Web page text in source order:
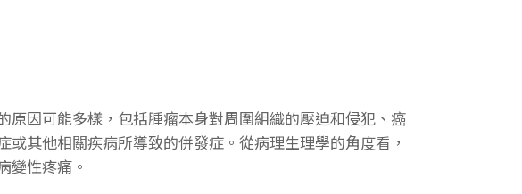
因可能多樣，包括腫瘤本身對周圍組織的壓迫和侵犯、癌
其他相關疾病所導致的併發症。從病理生理學的角度看，
變性疼痛。